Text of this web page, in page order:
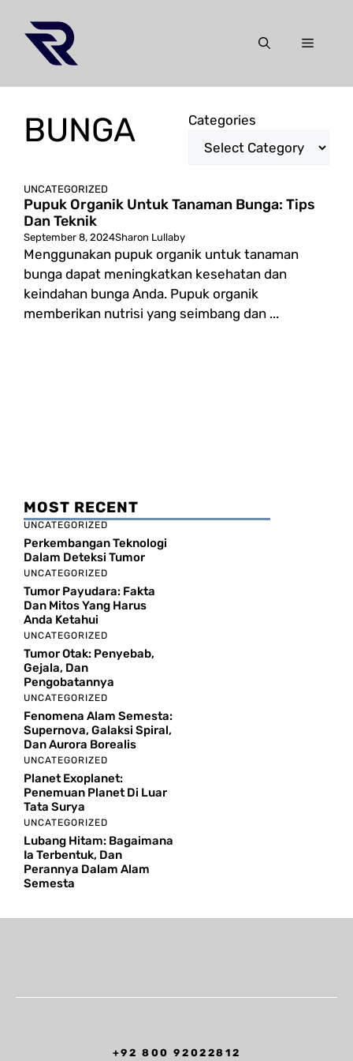
content
Menu
BUNGA Categories
UNCATEGORIZED
Pupuk Organik Untuk Tanaman Bunga: Tips
Dan Teknik
September 8, 2024Sharon Lullaby
Menggunakan pupuk organik untuk tanaman
bunga dapat meningkatkan kesehatan dan
keindahan bunga Anda. Pupuk organik
memberikan nutrisi yang seimbang dan ...
MOST RECENT
UNCATEGORIZED
Perkembangan Teknologi
Dalam Deteksi Tumor
UNCATEGORIZED
Tumor Payudara: Fakta
Dan Mitos Yang Harus
Anda Ketahui
UNCATEGORIZED
Tumor Otak: Penyebab,
Gejala, Dan
Pengobatannya
UNCATEGORIZED
Fenomena Alam Semesta:
Supernova, Galaksi Spiral,
Dan Aurora Borealis
UNCATEGORIZED
Planet Exoplanet:
Penemuan Planet Di Luar
Tata Surya
UNCATEGORIZED
Lubang Hitam: Bagaimana
Ia Terbentuk, Dan
Perannya Dalam Alam
Semesta
+92 800 92022812